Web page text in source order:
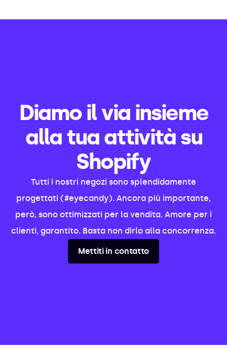
Diamo il via insieme
alla tua attività su
Shopify
Tutti i nostri negozi sono splendidamente
progettati (#eyecandy). Ancora più importante,
però, sono ottimizzati per la vendita. Amore per i
clienti, garantito. Basta non dirlo alla concorrenza.
Mettiti in contatto